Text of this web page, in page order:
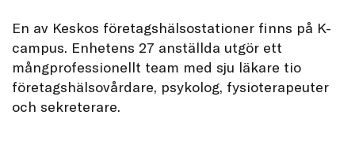
En av Keskos företagshälsostationer finns på K-
campus. Enhetens 27 anställda utgör ett
mångprofessionellt team med sju läkare tio
företagshälsovårdare, psykolog, fysioterapeuter
och sekreterare.